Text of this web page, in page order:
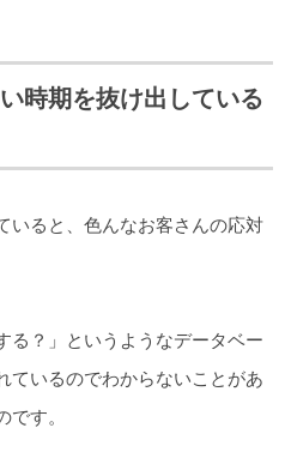
時期を抜け出している
いると、色んなお客さんの応対
る？」というようなデータベー
ているのでわからないことがあ
す。